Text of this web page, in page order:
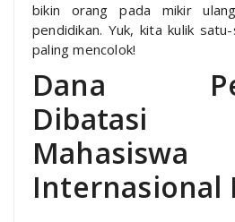
bikin orang pada mikir
pendidikan. Yuk, kita kulik
paling mencolok!
Dana
Mahasiswa
Internasional